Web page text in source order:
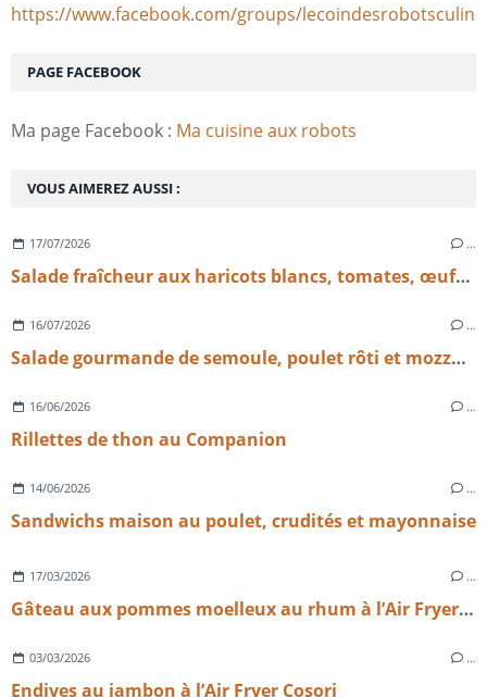
VOUS AIMEREZ AUSSI :
17/07/2026 …
Salade fraîcheur aux haricots blancs, tomates, œufs et emmental
16/07/2026 …
Salade gourmande de semoule, poulet rôti et mozzarella
16/06/2026 …
Rillettes de thon au Companion
14/06/2026 …
Sandwichs maison au poulet, crudités et mayonnaise
17/03/2026 …
Gâteau aux pommes moelleux au rhum à l’Air Fryer Cosori – recette facile et rapide
03/03/2026 …
Endives au jambon à l’Air Fryer Cosori
PAGE FACEBOOK
Ma page Facebook : Ma cuisine aux robots
https://www.facebook.com/groups/